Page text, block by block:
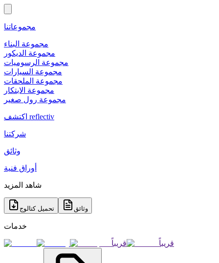
مجموعاتنا
مجموعة البناء
مجموعة الديكور
مجموعة الرسوميات
مجموعة السيارات
مجموعة الملحقات
مجموعة الابتكار
مجموعة رول صغير
اكتشف reflectiv
شركتنا
وثائق
أوراق فنية
شاهد المزيد
تحميل كتالوج وثائق
خدمات
قريباً قريباً